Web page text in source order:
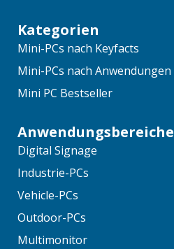
Kategorien
Mini-PCs nach Keyfacts
Mini-PCs nach Anwendungen
Mini PC Bestseller
Anwendungsbereiche
Digital Signage
Industrie-PCs
Vehicle-PCs
Outdoor-PCs
Multimonitor